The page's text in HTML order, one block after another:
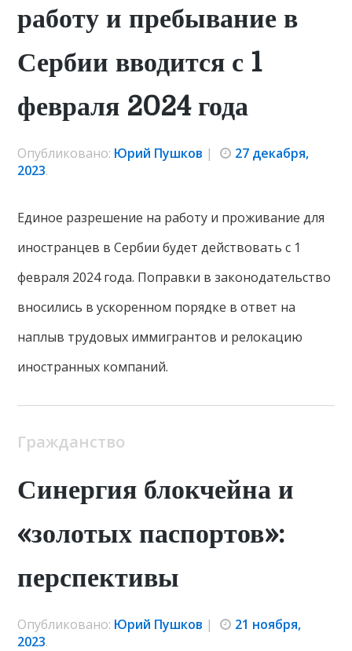
работу и пребывание в
Сербии вводится с 1
февраля 2024 года
Опубликовано: Юрий Пушков |
27 декабря,
2023.
Единое разрешение на работу и проживание для
иностранцев в Сербии будет действовать с 1
февраля 2024 года. Поправки в законодательство
вносились в ускоренном порядке в ответ на
наплыв трудовых иммигрантов и релокацию
иностранных компаний.
Гражданство
Синергия блокчейна и
«золотых паспортов»:
перспективы
Опубликовано: Юрий Пушков |
21 ноября,
2023.